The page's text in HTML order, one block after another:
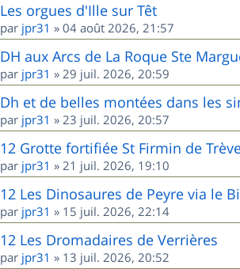
Les orgues d'Ille sur Têt
par jpr31 » 04 août 2026, 21:57
DH aux Arcs de La Roque Ste
par jpr31 » 29 juil. 2026, 20:59
Dh et de belles montées dans les
par jpr31 » 23 juil. 2026, 20:57
12 Grotte fortifiée St Firmin de
par jpr31 » 21 juil. 2026, 19:10
12 Les Dinosaures de Peyre via le
par jpr31 » 15 juil. 2026, 22:14
12 Les Dromadaires de Verrières
par jpr31 » 13 juil. 2026, 20:52